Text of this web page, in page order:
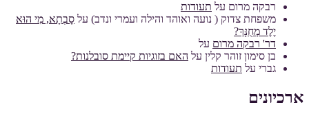
רבקה מרום על תעודות
משפחת צדוק ( נועה ואוהד והילה ועמרי ונדב) על סָבְתָא, מִי הוּא
יֶלֶד מְחֻנָּךְ?
דר' רבקה מרום על
בן סימון זוהר קלין על האם בזוגיות קיימת סובלנות?
גברי על תעודות
ארכיונים